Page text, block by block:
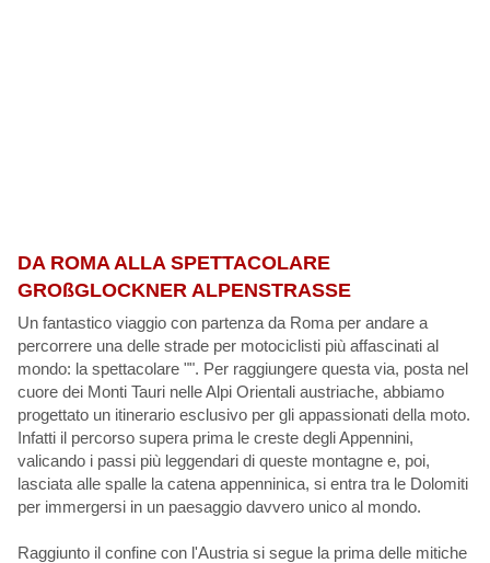
DA ROMA ALLA SPETTACOLARE
GROßGLOCKNER ALPENSTRASSE
Un fantastico viaggio con partenza da Roma per andare a
percorrere una delle strade per motociclisti più affascinati al
mondo: la spettacolare "". Per raggiungere questa via, posta nel
cuore dei Monti Tauri nelle Alpi Orientali austriache, abbiamo
progettato un itinerario esclusivo per gli appassionati della moto.
Infatti il percorso supera prima le creste degli Appennini,
valicando i passi più leggendari di queste montagne e, poi,
lasciata alle spalle la catena appenninica, si entra tra le Dolomiti
per immergersi in un paesaggio davvero unico al mondo.
Raggiunto il confine con l'Austria si segue la prima delle mitiche